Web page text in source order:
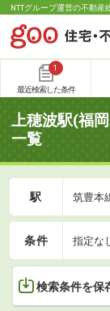
NTTグループ運営の不動産
1
最近検索した条件
上穂波駅(福
一覧
駅 筑豊本
条件 指定な
検索条件を保